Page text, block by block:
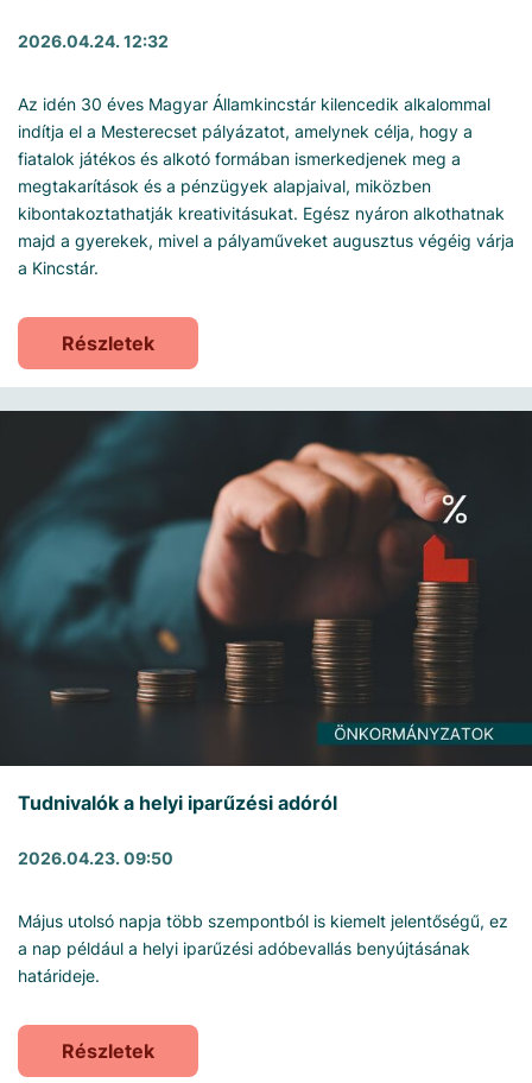
2026.04.24. 12:32
Az idén 30 éves Magyar Államkincstár kilencedik alkalommal
indítja el a Mesterecset pályázatot, amelynek célja, hogy a
fiatalok játékos és alkotó formában ismerkedjenek meg a
megtakarítások és a pénzügyek alapjaival, miközben
kibontakoztathatják kreativitásukat. Egész nyáron alkothatnak
majd a gyerekek, mivel a pályaműveket augusztus végéig várja
a Kincstár.
Részletek
Tudnivalók a helyi iparűzési adóról
2026.04.23. 09:50
Május utolsó napja több szempontból is kiemelt jelentőségű, ez
a nap például a helyi iparűzési adóbevallás benyújtásának
határideje.
Részletek